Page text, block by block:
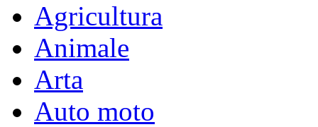
Agricultura
Animale
Arta
Auto moto